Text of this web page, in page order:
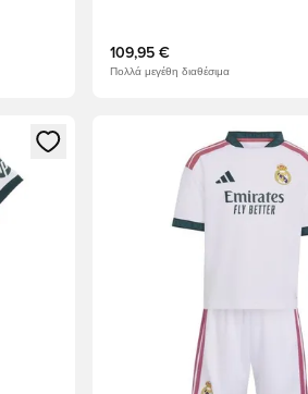
109,95 €
Πολλά μεγέθη διαθέσιμα
ή να εγγραφείτε ως μέλος
Ανοίγει ένα Modal για να